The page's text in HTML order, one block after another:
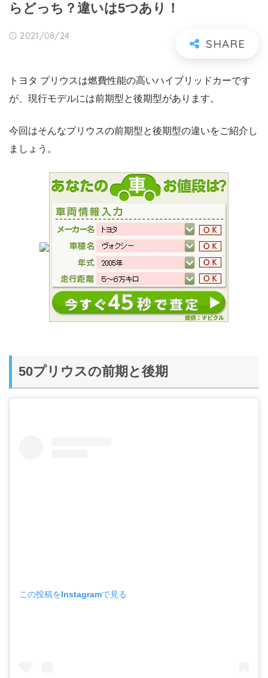
らどっち？違いは5つあり！
2021/08/24
トヨタ プリウスは燃費性能の高いハイブリッドカーです
が、現行モデルには前期型と後期型があります。
今回はそんなプリウスの前期型と後期型の違いをご紹介し
ましょう。
50プリウスの前期と後期
この投稿をInstagramで見る